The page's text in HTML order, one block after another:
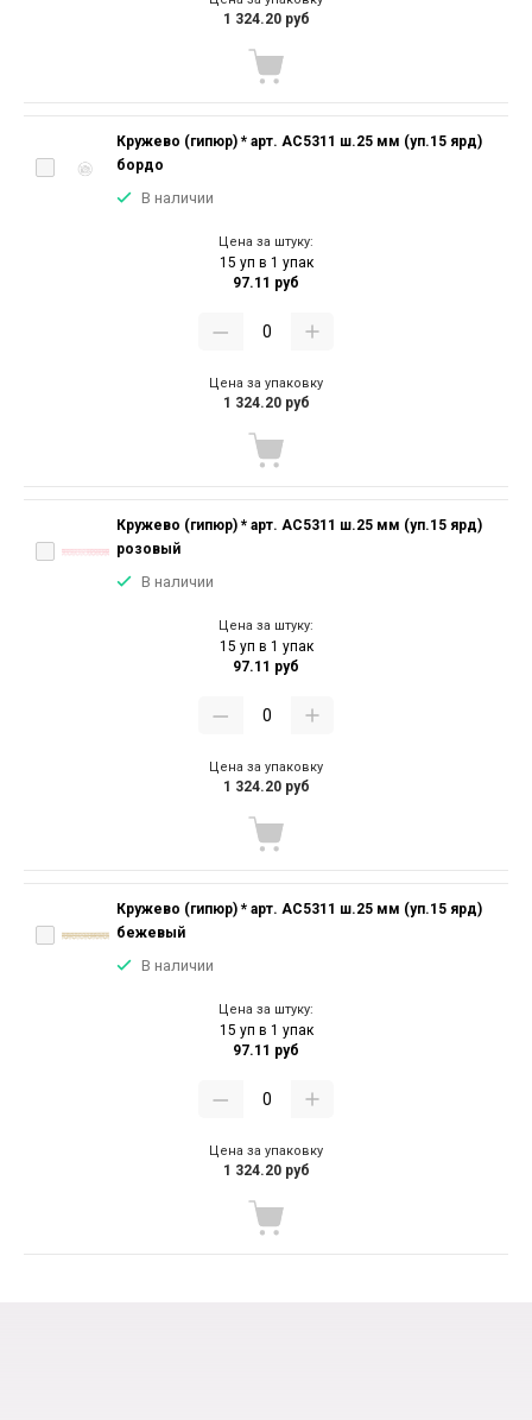
1 324.20 руб
Кружево (гипюр) * арт. АС5311 ш.25 мм (уп.15 ярд)
бордо
В наличии
Цена за штуку:
15 уп в 1 упак
97.11 руб
Цена за упаковку
1 324.20 руб
Кружево (гипюр) * арт. АС5311 ш.25 мм (уп.15 ярд)
розовый
В наличии
Цена за штуку:
15 уп в 1 упак
97.11 руб
Цена за упаковку
1 324.20 руб
Кружево (гипюр) * арт. АС5311 ш.25 мм (уп.15 ярд)
бежевый
В наличии
Цена за штуку:
15 уп в 1 упак
97.11 руб
Цена за упаковку
1 324.20 руб